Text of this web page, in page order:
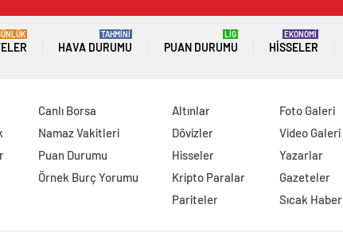
HAVA DURUMU
TAHMİNİ
PUAN DURUMU
LİG
HISSELER
EKONOMİ
Canlı Borsa
Namaz Vakitleri
Puan Durumu
Örnek Burç Yorumu
Altınlar
Dövizler
Hisseler
Kripto Paralar
Pariteler
Foto Galeri
Video Galeri
Yazarlar
Gazeteler
Sıcak Haber